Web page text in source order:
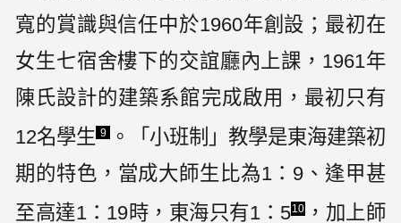
寬的賞識與信任中於1960年創設；最初在
女生七宿舍樓下的交誼廳內上課，1961年
陳氏設計的建築系館完成啟用，最初只有
12名學生 9 。「小班制」教學是東海建築初
期的特色，當成大師生比為1：9、逢甲甚
至高達1：19時，東海只有1：510，加上師